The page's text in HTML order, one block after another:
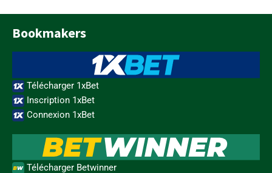
Bookmakers
Télécharger 1xBet
Inscription 1xBet
Connexion 1xBet
Télécharger Betwinner